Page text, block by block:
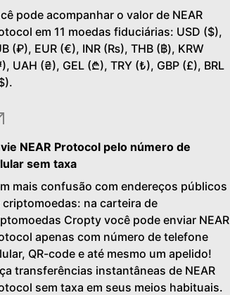
pode acompanhar o valor de NEAR
em 11 moedas fiduciárias: USD ($),
(₽), EUR (€), INR (₨), THB (฿), KRW
UAH (₴), GEL (₾), TRY (₺), GBP (£), BRL
NEAR Protocol pelo número de
sem taxa
mais confusão com endereços públicos
criptomoedas: na carteira de
Cropty você pode enviar NEAR
apenas com número de telefone
QR-code e até mesmo um apelido!
transferências instantâneas de NEAR
sem taxa em seus meios habituais.